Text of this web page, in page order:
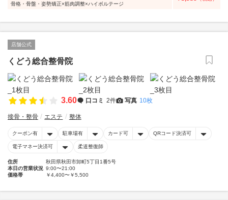
骨格・骨盤・姿勢矯正×筋肉調整×ハイボルテージ
店舗公式
くどう総合整骨院
3.60 口コミ 2件 写真 10枚
接骨・整骨 エステ 整体
クーポン有 駐車場有 カード可 QRコード決済可
電子マネー決済可 柔道整復師
住所
秋田県秋田市卸町5丁目1番5号
本日の営業状況 9:00〜21:00
価格帯
￥4,400〜￥5,500